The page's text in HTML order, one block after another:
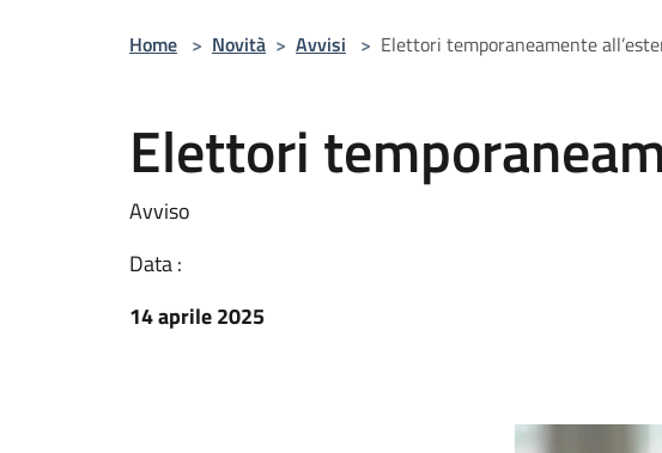
Home > Novità > Avvisi > Elettori temporaneamente
Elettori
Avviso
Data :
14 aprile 2025